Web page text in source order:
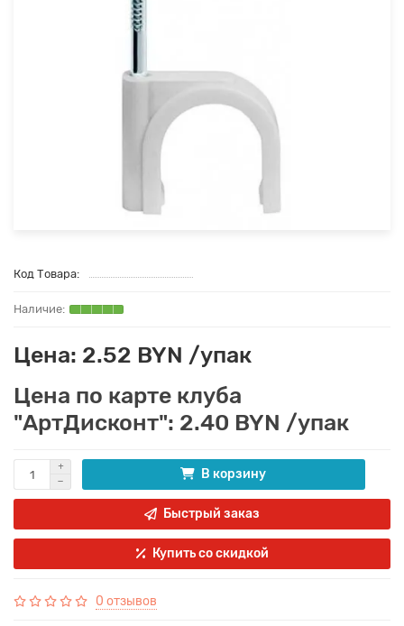
Код Товара:
Цена: 2.52 BYN /упак
Цена по карте клуба
"АртДисконт": 2.40 BYN /упак
В корзину
Быстрый заказ
Купить со скидкой
0 отзывов